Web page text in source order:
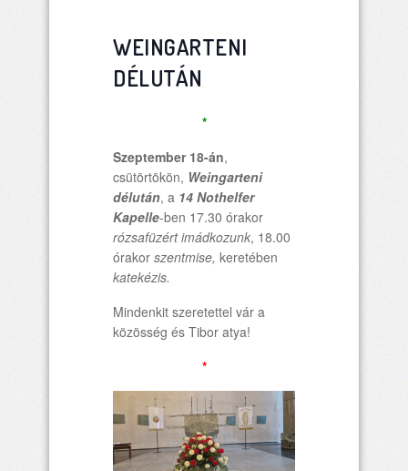
WEINGARTENI
DÉLUTÁN
*
Szeptember 18-án,
csütörtökön, Weingarteni
délután, a 14 Nothelfer
Kapelle-ben 17.30 órakor
rózsafüzért imádkozunk, 18.00
órakor szentmise, keretében
katekézis.
Mindenkit szeretettel vár a
közösség és Tibor atya!
*